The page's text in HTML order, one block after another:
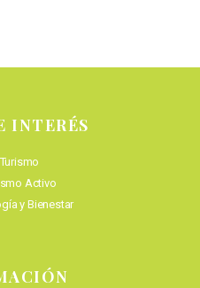
INTERÉS
Turismo
Activo
y Bienestar